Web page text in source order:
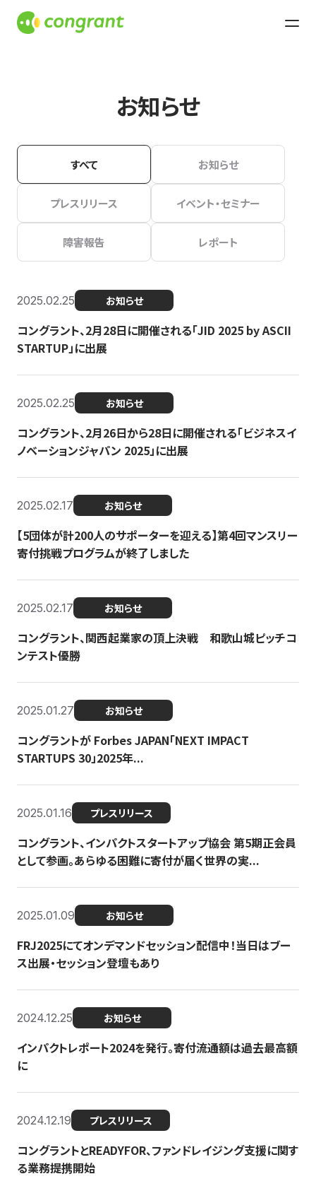
お知らせ
すべて お知らせ
プレスリリース イベント・セミナー
障害報告 レポート
2025.02.25 お知らせ
コングラント、2月28日に開催される「JID 2025 by ASCII
STARTUP」に出展
2025.02.25 お知らせ
コングラント、2月26日から28日に開催される「ビジネスイ
ノベーションジャパン 2025」に出展
2025.02.17 お知らせ
【5団体が計200人のサポーターを迎える】​​第4回マンスリー
寄付挑戦プログラムが終了しました
2025.02.17 お知らせ
コングラント、関西起業家の頂上決戦 和歌山城ピッチコ
ンテスト優勝
2025.01.27 お知らせ
コングラントが Forbes JAPAN「NEXT IMPACT
STARTUPS 30」2025年...
2025.01.16 プレスリリース
コングラント、インパクトスタートアップ協会 第5期正会員
として参画。あらゆる困難に寄付が届く世界の実...
2025.01.09 お知らせ
FRJ2025にてオンデマンドセッション配信中！当日はブー
ス出展・セッション登壇もあり
2024.12.25 お知らせ
インパクトレポート2024を発行。寄付流通額は過去最高額
に
2024.12.19 プレスリリース
コングラントとREADYFOR、ファンドレイジング支援に関す
る業務提携開始